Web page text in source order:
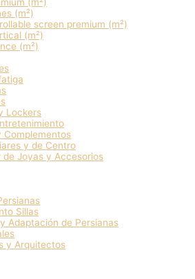
(m²)
screen premium (m²)
(m²)
(m²)
Lockers
Complementos
y de Centro
de Joyas y Accesorios
Sillas
Adaptación de Persianas
y Arquitectos